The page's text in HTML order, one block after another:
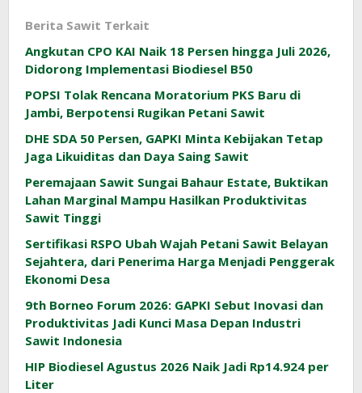
Berita Sawit Terkait
Angkutan CPO KAI Naik 18 Persen hingga Juli 2026,
Didorong Implementasi Biodiesel B50
POPSI Tolak Rencana Moratorium PKS Baru di
Jambi, Berpotensi Rugikan Petani Sawit
DHE SDA 50 Persen, GAPKI Minta Kebijakan Tetap
Jaga Likuiditas dan Daya Saing Sawit
Peremajaan Sawit Sungai Bahaur Estate, Buktikan
Lahan Marginal Mampu Hasilkan Produktivitas
Sawit Tinggi
Sertifikasi RSPO Ubah Wajah Petani Sawit Belayan
Sejahtera, dari Penerima Harga Menjadi Penggerak
Ekonomi Desa
9th Borneo Forum 2026: GAPKI Sebut Inovasi dan
Produktivitas Jadi Kunci Masa Depan Industri
Sawit Indonesia
HIP Biodiesel Agustus 2026 Naik Jadi Rp14.924 per
Liter